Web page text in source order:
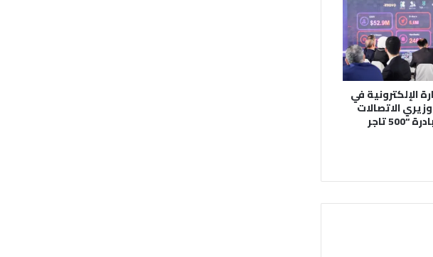
الإلكترونية في
بحضور وزيري الاتصالات
والمالية وإطلاق مبادرة “500 تاجر